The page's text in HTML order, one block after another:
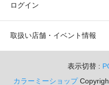
ログイン
取扱い店舗・イベント情報
表示切替 :
カラーミーショップ